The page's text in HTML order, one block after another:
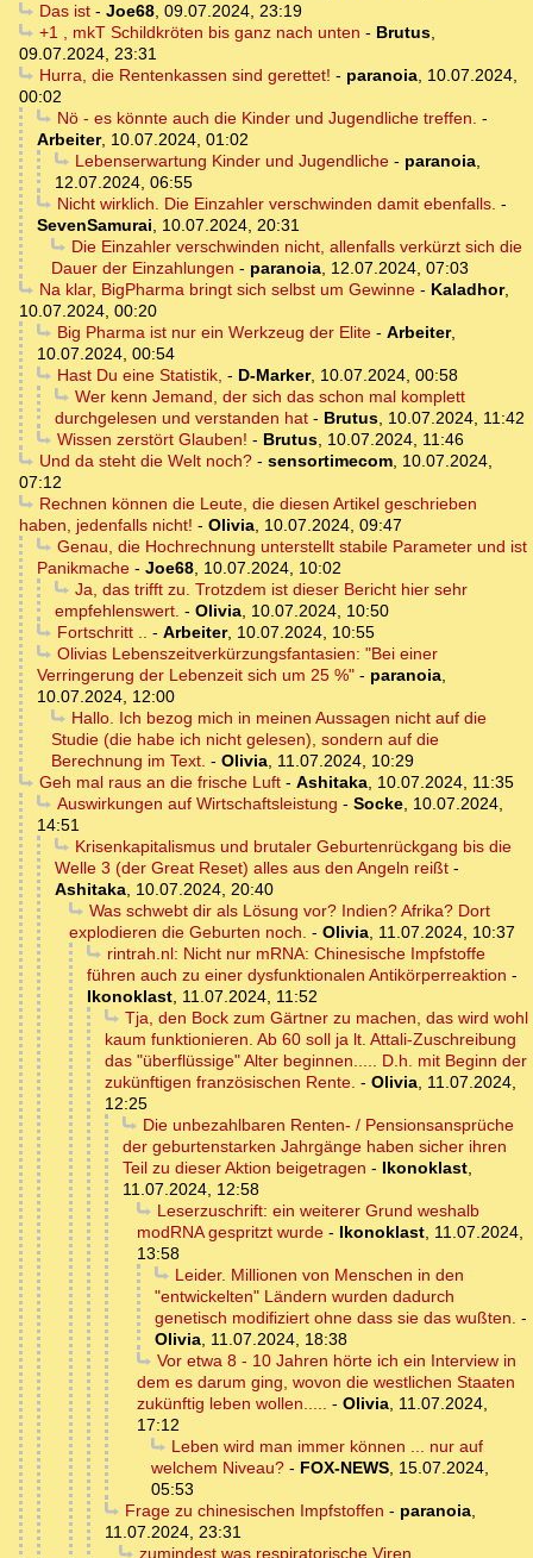
Das ist- Joe68, 09.07.2024, 23:19
+1 , mkT Schildkröten bis ganz nach unten - Brutus,
09.07.2024, 23:31
Hurra, die Rentenkassen sind gerettet! - paranoia, 10.07.2024,
00:02
Nö - es könnte auch die Kinder und Jugendliche treffen. -
Arbeiter, 10.07.2024, 01:02
Lebenserwartung Kinder und Jugendliche- paranoia,
12.07.2024, 06:55
Nicht wirklich. Die Einzahler verschwinden damit ebenfalls. -
SevenSamurai, 10.07.2024, 20:31
Die Einzahler verschwinden nicht, allenfalls verkürzt sich die
Dauer der Einzahlungen - paranoia, 12.07.2024, 07:03
Na klar, BigPharma bringt sich selbst um Gewinne- Kaladhor,
10.07.2024, 00:20
Big Pharma ist nur ein Werkzeug der Elite- Arbeiter,
10.07.2024, 00:54
Hast Du eine Statistik, - D-Marker, 10.07.2024, 00:58
Wer kenn Jemand, der sich das schon mal komplett
durchgelesen und verstanden hat - Brutus, 10.07.2024, 11:42
Wissen zerstört Glauben! - Brutus, 10.07.2024, 11:46
Und da steht die Welt noch?- sensortimecom, 10.07.2024,
07:12
Rechnen können die Leute, die diesen Artikel geschrieben
haben, jedenfalls nicht! - Olivia, 10.07.2024, 09:47
Genau, die Hochrechnung unterstellt stabile Parameter und ist
Panikmache - Joe68, 10.07.2024, 10:02
Ja, das trifft zu. Trotzdem ist dieser Bericht hier sehr
empfehlenswert. - Olivia, 10.07.2024, 10:50
Fortschritt .. - Arbeiter, 10.07.2024, 10:55
Olivias Lebenszeitverkürzungsfantasien: "Bei einer
Verringerung der Lebenzeit sich um 25 %" - paranoia,
10.07.2024, 12:00
Hallo. Ich bezog mich in meinen Aussagen nicht auf die
Studie (die habe ich nicht gelesen), sondern auf die
Berechnung im Text. - Olivia, 11.07.2024, 10:29
Geh mal raus an die frische Luft- Ashitaka, 10.07.2024, 11:35
Auswirkungen auf Wirtschaftsleistung - Socke, 10.07.2024,
14:51
Krisenkapitalismus und brutaler Geburtenrückgang bis die
Welle 3 (der Great Reset) alles aus den Angeln reißt -
Ashitaka, 10.07.2024, 20:40
Was schwebt dir als Lösung vor? Indien? Afrika? Dort
explodieren die Geburten noch. - Olivia, 11.07.2024, 10:37
rintrah.nl: Nicht nur mRNA: Chinesische Impfstoffe
führen auch zu einer dysfunktionalen Antikörperreaktion -
Ikonoklast, 11.07.2024, 11:52
Tja, den Bock zum Gärtner zu machen, das wird wohl
kaum funktionieren. Ab 60 soll ja lt. Attali-Zuschreibung
das "überflüssige" Alter beginnen..... D.h. mit Beginn der
zukünftigen französischen Rente. - Olivia, 11.07.2024,
12:25
Die unbezahlbaren Renten- / Pensionsansprüche
der geburtenstarken Jahrgänge haben sicher ihren
Teil zu dieser Aktion beigetragen - Ikonoklast,
11.07.2024, 12:58
Leserzuschrift: ein weiterer Grund weshalb
modRNA gespritzt wurde - Ikonoklast, 11.07.2024,
13:58
Leider. Millionen von Menschen in den
"entwickelten" Ländern wurden dadurch
genetisch modifiziert ohne dass sie das wußten. -
Olivia, 11.07.2024, 18:38
Vor etwa 8 - 10 Jahren hörte ich ein Interview in
dem es darum ging, wovon die westlichen Staaten
zukünftig leben wollen..... - Olivia, 11.07.2024,
17:12
Leben wird man immer können ... nur auf
welchem Niveau? - FOX-NEWS, 15.07.2024,
05:53
Frage zu chinesischen Impfstoffen - paranoia,
11.07.2024, 23:31
zumindest was respiratorische Viren